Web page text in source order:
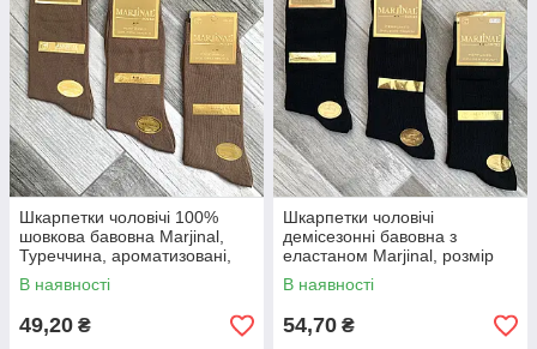
Шкарпетки чоловічі 100%
шовкова бавовна Marjinal,
Туреччина, ароматизовані,
без шва, бежеві, 779
В наявності
49,20 ₴
Шкарпетки чоловічі
демісезонні бавовна з
еластаном Marjinal, розмір
40-45, чорні, 1801
В наявності
54,70 ₴